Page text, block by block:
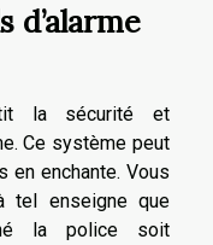
d’alarme
la sécurité et
Ce système peut
en enchante. Vous
tel enseigne que
la police soit